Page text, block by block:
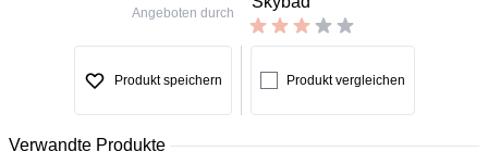
Angeboten durch
Produkt speichern Produkt vergleichen
Verwandte Produkte